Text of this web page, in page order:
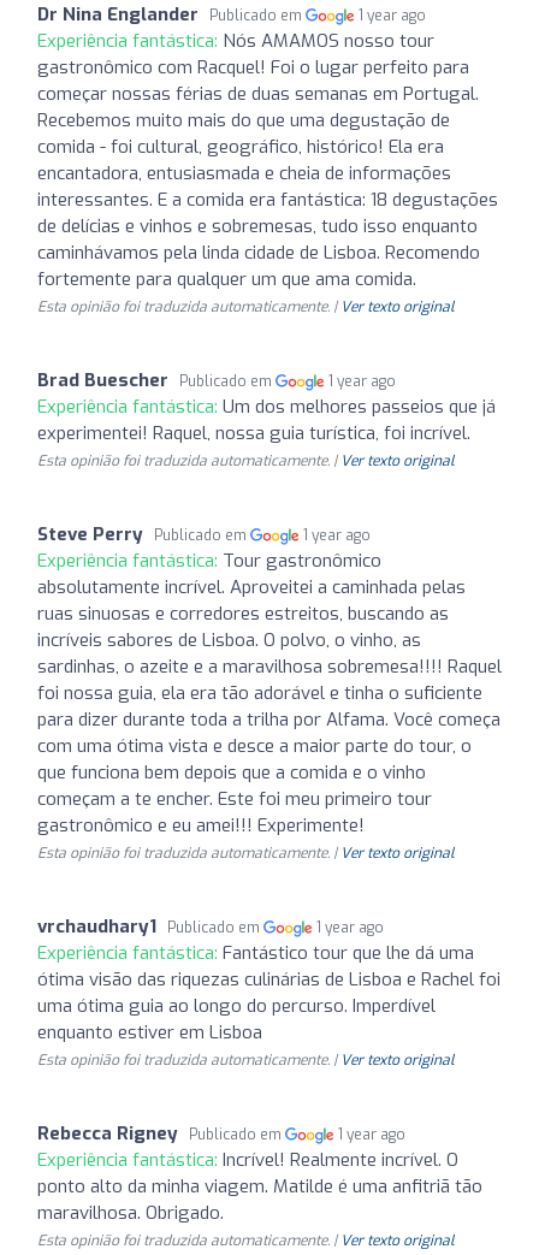
Dr Nina Englander Publicado em 1 year ago
Experiência fantástica: Nós AMAMOS nosso tour
gastronômico com Racquel! Foi o lugar perfeito para
começar nossas férias de duas semanas em Portugal.
Recebemos muito mais do que uma degustação de
comida - foi cultural, geográfico, histórico! Ela era
encantadora, entusiasmada e cheia de informações
interessantes. E a comida era fantástica: 18 degustações
de delícias e vinhos e sobremesas, tudo isso enquanto
caminhávamos pela linda cidade de Lisboa. Recomendo
fortemente para qualquer um que ama comida.
Esta opinião foi traduzida automaticamente. | Ver texto original
Brad Buescher Publicado em 1 year ago
Experiência fantástica: Um dos melhores passeios que já
experimentei! Raquel, nossa guia turística, foi incrível.
Esta opinião foi traduzida automaticamente. | Ver texto original
Steve Perry Publicado em 1 year ago
Experiência fantástica: Tour gastronômico
absolutamente incrível. Aproveitei a caminhada pelas
ruas sinuosas e corredores estreitos, buscando as
incríveis sabores de Lisboa. O polvo, o vinho, as
sardinhas, o azeite e a maravilhosa sobremesa!!!! Raquel
foi nossa guia, ela era tão adorável e tinha o suficiente
para dizer durante toda a trilha por Alfama. Você começa
com uma ótima vista e desce a maior parte do tour, o
que funciona bem depois que a comida e o vinho
começam a te encher. Este foi meu primeiro tour
gastronômico e eu amei!!! Experimente!
Esta opinião foi traduzida automaticamente. | Ver texto original
vrchaudhary1 Publicado em 1 year ago
Experiência fantástica: Fantástico tour que lhe dá uma
ótima visão das riquezas culinárias de Lisboa e Rachel foi
uma ótima guia ao longo do percurso. Imperdível
enquanto estiver em Lisboa
Esta opinião foi traduzida automaticamente. | Ver texto original
Rebecca Rigney Publicado em 1 year ago
Experiência fantástica: Incrível! Realmente incrível. O
ponto alto da minha viagem. Matilde é uma anfitriã tão
maravilhosa. Obrigado.
Esta opinião foi traduzida automaticamente. | Ver texto original